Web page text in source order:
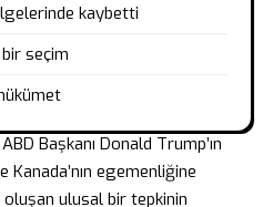
kaybetti
seçim
Başkanı Donald Trump’ın
egemenliğine
oluşan ulusal bir tepkinin